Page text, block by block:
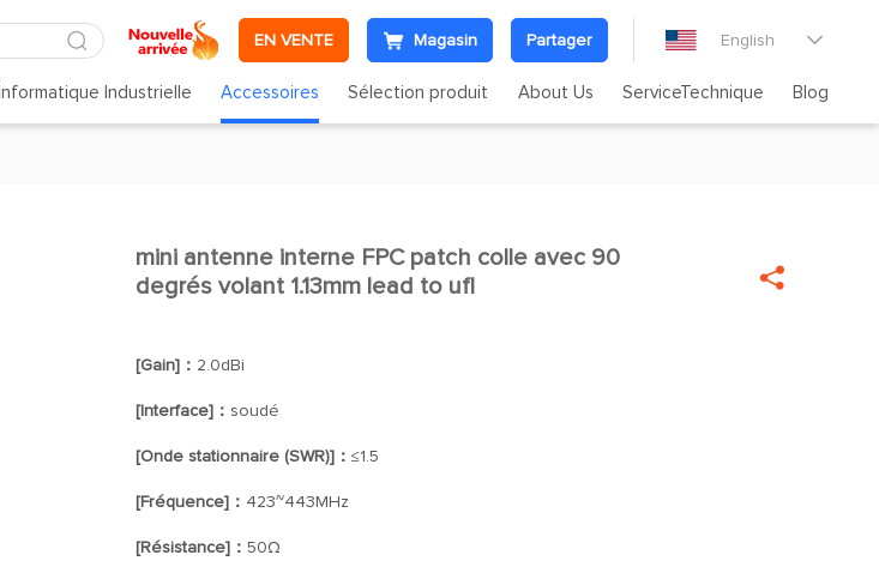
EN VENTE Magasin Partager English 
Informatique Industrielle Accessoires Sélection produit About Us ServiceTechnique Blog

mini antenne interne FPC patch colle avec 90
degrés volant 1.13mm lead to ufl

[Gain]： 2.0dBi
[Interface]： soudé
[Onde stationnaire (SWR)]： ≤1.5
[Fréquence]： 423~443MHz
[Résistance]： 50Ω